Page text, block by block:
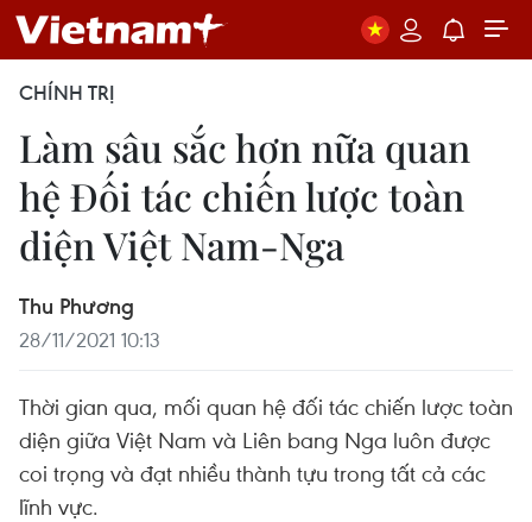
CHÍNH TRỊ
Làm sâu sắc hơn nữa quan
hệ Đối tác chiến lược toàn
diện Việt Nam-Nga
Thu Phương
28/11/2021 10:13
Thời gian qua, mối quan hệ đối tác chiến lược toàn
diện giữa Việt Nam và Liên bang Nga luôn được
coi trọng và đạt nhiều thành tựu trong tất cả các
lĩnh vực.